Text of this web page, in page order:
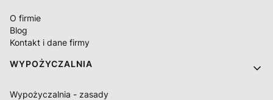
O firmie
Blog
Kontakt i dane firmy
WYPOŻYCZALNIA
Wypożyczalnia - zasady